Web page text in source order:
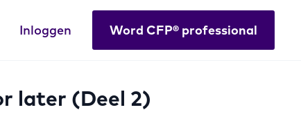
Inloggen Word CFP® professional
later (Deel 2)